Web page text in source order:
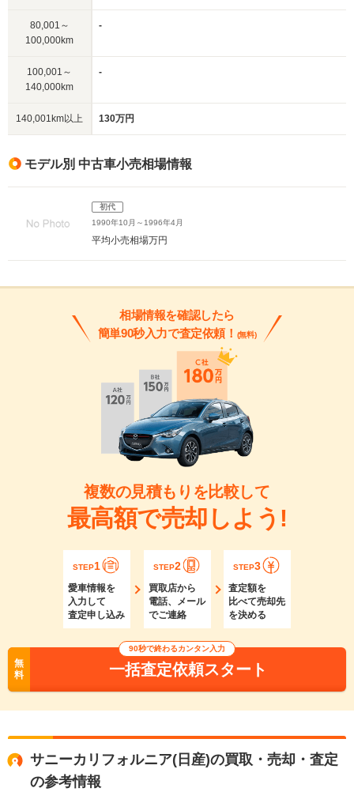
80,001～
100,000km
-
100,001～
140,000km
-
140,001km以上 130万円
モデル別 中古車小売相場情報
初代
1990年10月～1996年4月
平均小売相場万円
相場情報を確認したら
簡単90秒入力で査定依頼！ (無料)
複数の見積もりを比較して
最高額で売却しよう!
STEP1
愛車情報を
入力して
査定申し込み
STEP2
買取店から
電話、メール
でご連絡
STEP3
査定額を
比べて売却先
を決める
無
料
90秒で終わるカンタン入力
一括査定依頼スタート
サニーカリフォルニア(日産)の買取・売却・査定
の参考情報